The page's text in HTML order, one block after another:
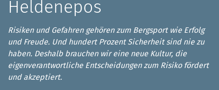
Heldenepos
Risiken und Gefahren gehören zum Bergsport wie Erfolg
und Freude. Und hundert Prozent Sicherheit sind nie zu
haben. Deshalb brauchen wir eine neue Kultur, die
eigenverantwortliche Entscheidungen zum Risiko fördert
und akzeptiert.